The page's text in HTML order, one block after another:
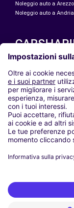
Noleggio auto a Arezzo
Noleggio auto a Andria
LE NOSTRE CITTÀ
Paris
Madrid
Washington DC
Milano
Roma
Torino
Vienna
Berlino
Düsseldorf